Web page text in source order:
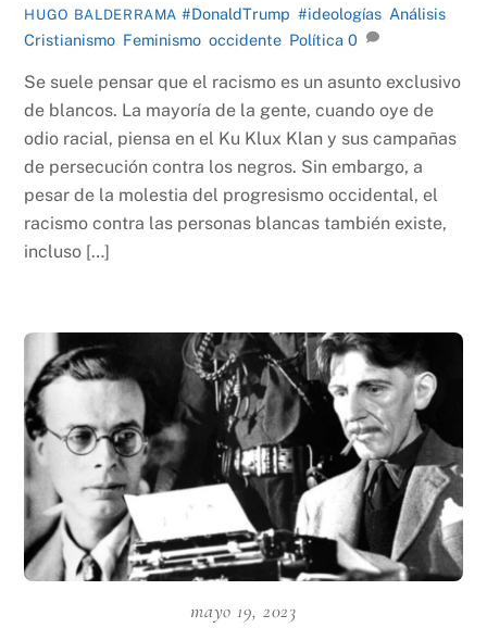
HUGO BALDERRAMA #DonaldTrump ,#ideologías Análisis
Cristianismo Feminismo ,occidente Política 0
Se suele pensar que el racismo es un asunto exclusivo
de blancos. La mayoría de la gente, cuando oye de
odio racial, piensa en el Ku Klux Klan y sus campañas
de persecución contra los negros. Sin embargo, a
pesar de la molestia del progresismo occidental, el
racismo contra las personas blancas también existe,
incluso […]
mayo 19, 2023